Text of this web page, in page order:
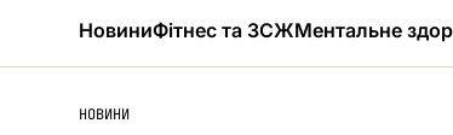
НовиниФітнес та ЗСЖМентальне
НОВИНИ